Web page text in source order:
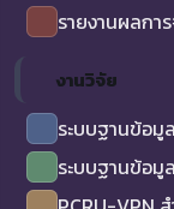
รายงานผลกา
งานวิจัย
ระบบฐานข้อ
ระบบฐานข้อมู